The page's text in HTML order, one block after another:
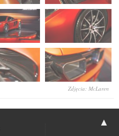
Zdjęcia: McLaren
▲